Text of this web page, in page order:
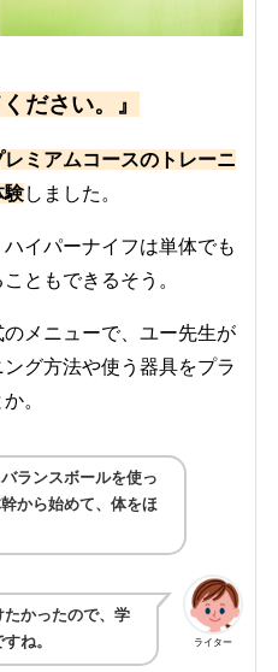
ださい。』
レミアムコースのトレーニ
験しました。
イパーナイフは単体でも
ともできるそう。
メニューで、ユー先生が
グ方法や使う器具をプラ
。
ランスボールを使っ
から始めて、体をほ
ライター
たかったので、学
ね。